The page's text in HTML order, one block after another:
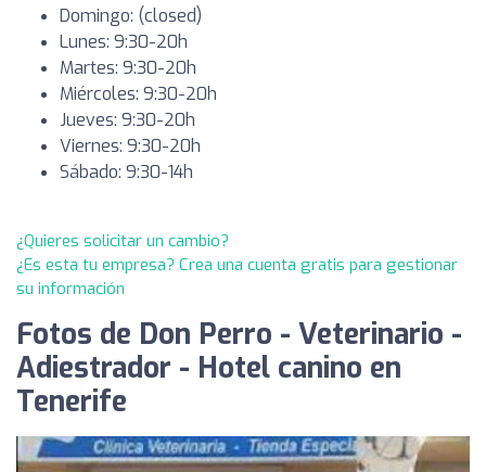
Domingo: (closed)
Lunes: 9:30-20h
Martes: 9:30-20h
Miércoles: 9:30-20h
Jueves: 9:30-20h
Viernes: 9:30-20h
Sábado: 9:30-14h
¿Quieres solicitar un cambio?
¿Es esta tu empresa? Crea una cuenta gratis para gestionar
su información
Fotos de Don Perro - Veterinario -
Adiestrador - Hotel canino en
Tenerife